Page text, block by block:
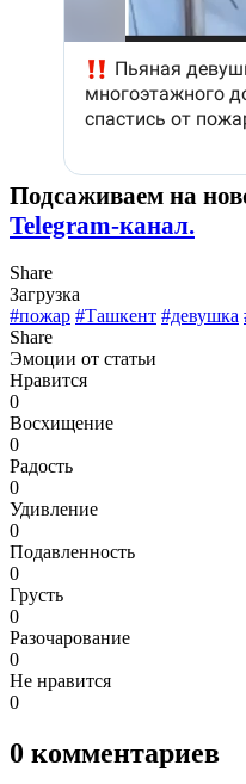
Подсаживаем на
Telegram-канал.
Share
Загрузка
#пожар #Ташкент #девушка
Share
Эмоции от статьи
Нравится
0
Восхищение
0
Радость
0
Удивление
0
Подавленность
0
Грусть
0
Разочарование
0
Не нравится
0
0 комментариев